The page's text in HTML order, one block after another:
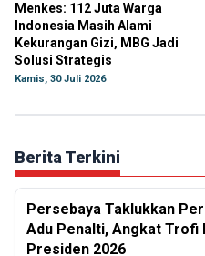
Menkes: 112 Juta Warga
Indonesia Masih Alami
Kekurangan Gizi, MBG Jadi
Solusi Strategis
Kamis, 30 Juli 2026
Berita Terkini
Persebaya Taklukkan
Adu Penalti, Angkat Trofi
Presiden 2026